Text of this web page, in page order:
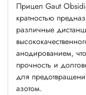
Прицел Gaut
кратностью
различные
анодированием,
прочность и
для
азотом.